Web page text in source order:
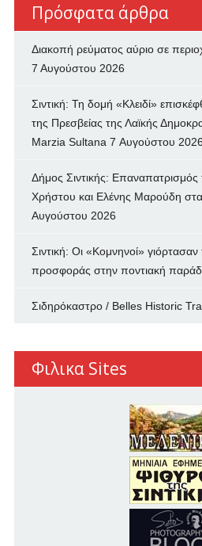
Πρόσφατα άρθρα
Διακοπή ρεύματος αύριο σε
7 Αυγούστου 2026
Σιντική: Τη δομή «Κλειδί»
της Πρεσβείας της Λαϊκής
Marzia Sultana 7 Αυγούστου 2026
Δήμος Σιντικής:
Χρήστου και Ελένης Μαρούδη
Αυγούστου 2026
Σιντική: Οι «Κομνηνοί»
προσφοράς στην ποντιακή
Σιδηρόκαστρο / Belles Historic
Φιλικα Sites